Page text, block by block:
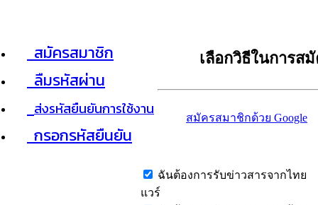
สมัครสมาชิก
ลืมรหัสผ่าน
ส่งรหัสยืนยันการใช้งาน
กรอกรหัสยืนยัน
เลือกวิธีในการส
สมัครสมาชิกด้วย Google
ฉันต้องการรับข่าวสารจากไทย
แวร์